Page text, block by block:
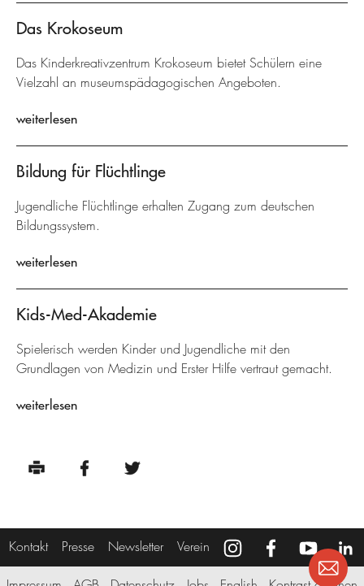
Das Krokoseum
Das Kinderkreativzentrum Krokoseum bietet Schülern eine
Vielzahl an museumspädagogischen Angeboten.
weiterlesen
Bildung für Flüchtlinge
Jugendliche Flüchtlinge erhalten Zugang zum deutschen
Bildungssystem.
weiterlesen
Kids-Med-Akademie
Spielerisch werden Kinder und Jugendliche mit den
Grundlagen von Medizin und Erster Hilfe vertraut gemacht.
weiterlesen
Kontakt Presse Newsletter Verein